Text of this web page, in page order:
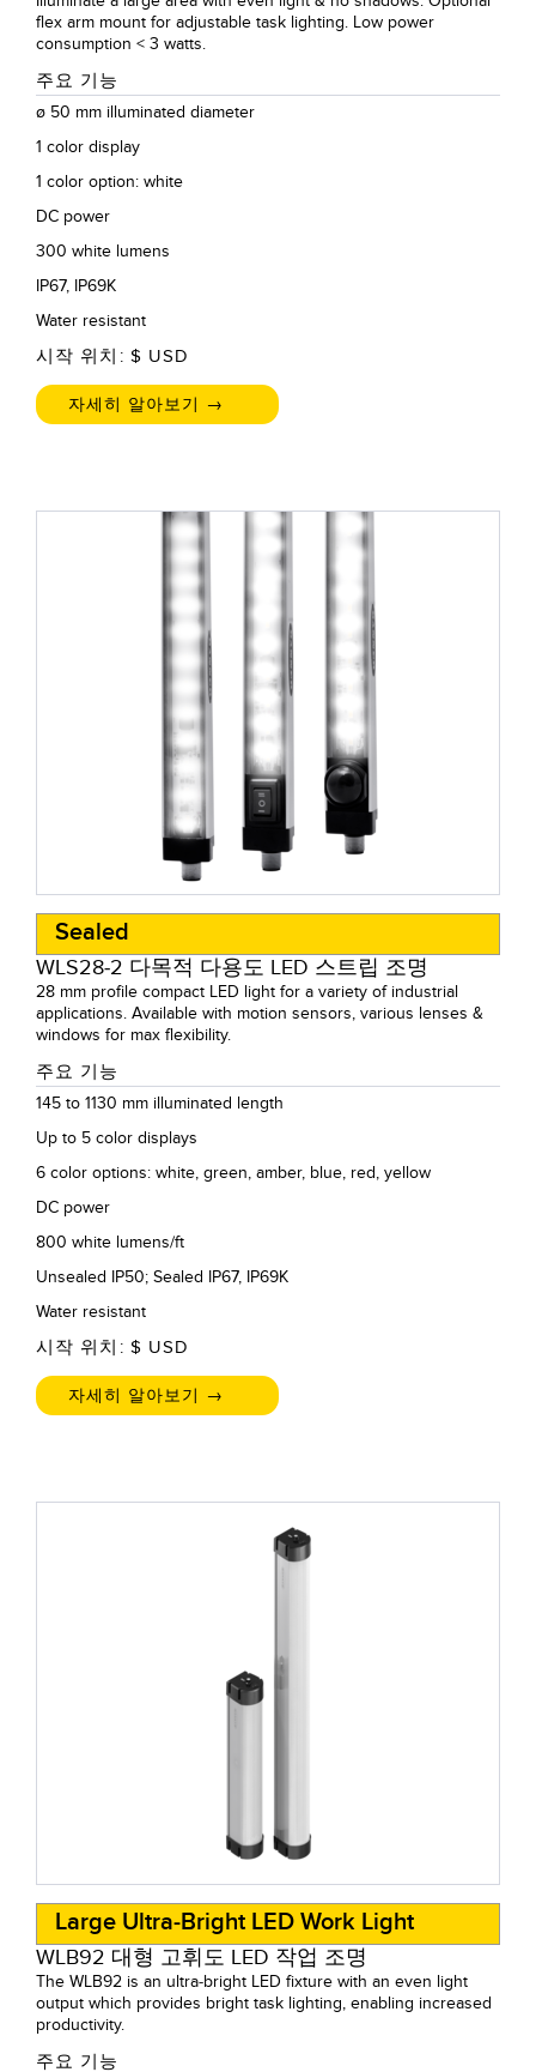
flex arm mount for adjustable task lighting. Low power
consumption < 3 watts.
주요 기능
ø 50 mm illuminated diameter
1 color display
1 color option: white
DC power
300 white lumens
IP67, IP69K
Water resistant
시작 위치: $ USD
자세히 알아보기 →
Sealed
WLS28-2 다목적 다용도 LED 스트립 조명
28 mm profile compact LED light for a variety of industrial
applications. Available with motion sensors, various lenses &
windows for max flexibility.
주요 기능
145 to 1130 mm illuminated length
Up to 5 color displays
6 color options: white, green, amber, blue, red, yellow
DC power
800 white lumens/ft
Unsealed IP50; Sealed IP67, IP69K
Water resistant
시작 위치: $ USD
자세히 알아보기 →
Large Ultra-Bright LED Work Light
WLB92 대형 고휘도 LED 작업 조명
The WLB92 is an ultra-bright LED fixture with an even light
output which provides bright task lighting, enabling increased
productivity.
주요 기능